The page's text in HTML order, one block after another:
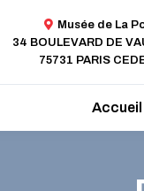
Musée de La
34 BOULEVARD DE
75731 PARIS
Accueil